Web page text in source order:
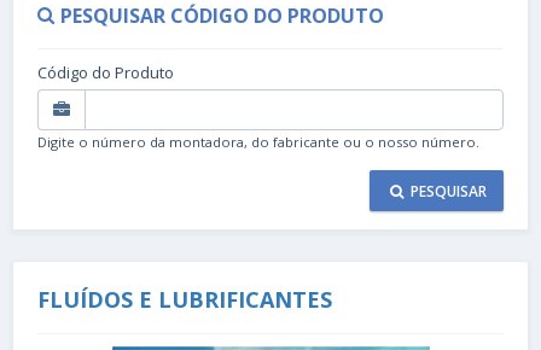
PESQUISAR CÓDIGO DO PRODUTO
Código do Produto
Digite o número da montadora, do fabricante ou o nosso número.
PESQUISAR
FLUÍDOS E LUBRIFICANTES